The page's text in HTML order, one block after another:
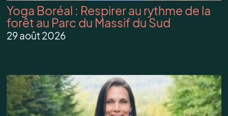
Yoga Boréal : Respirer au rythme de la
forêt au Parc du Massif du Sud
29 août 2026